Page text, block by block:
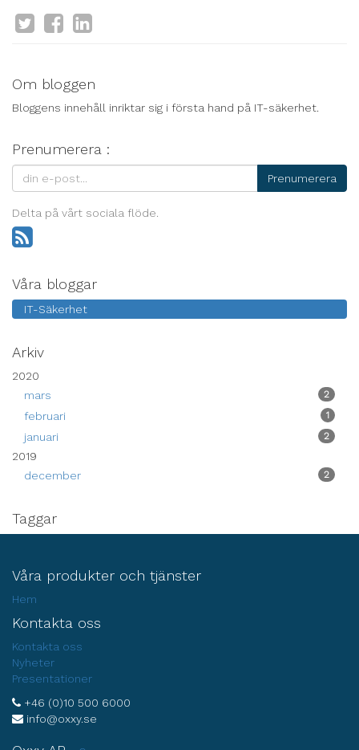
Om bloggen
Bloggens innehåll inriktar sig i första hand på IT-säkerhet.
Prenumerera :
Prenumerera
Delta på vårt sociala flöde.
Våra bloggar
IT-Säkerhet
Arkiv
2020
mars
2
februari 1
januari 2
2019
december
2
Taggar
Våra produkter och tjänster
Hem
Kontakta oss
Kontakta oss
Nyheter
Presentationer
+46 (0)10 500 6000
info@oxxy.se